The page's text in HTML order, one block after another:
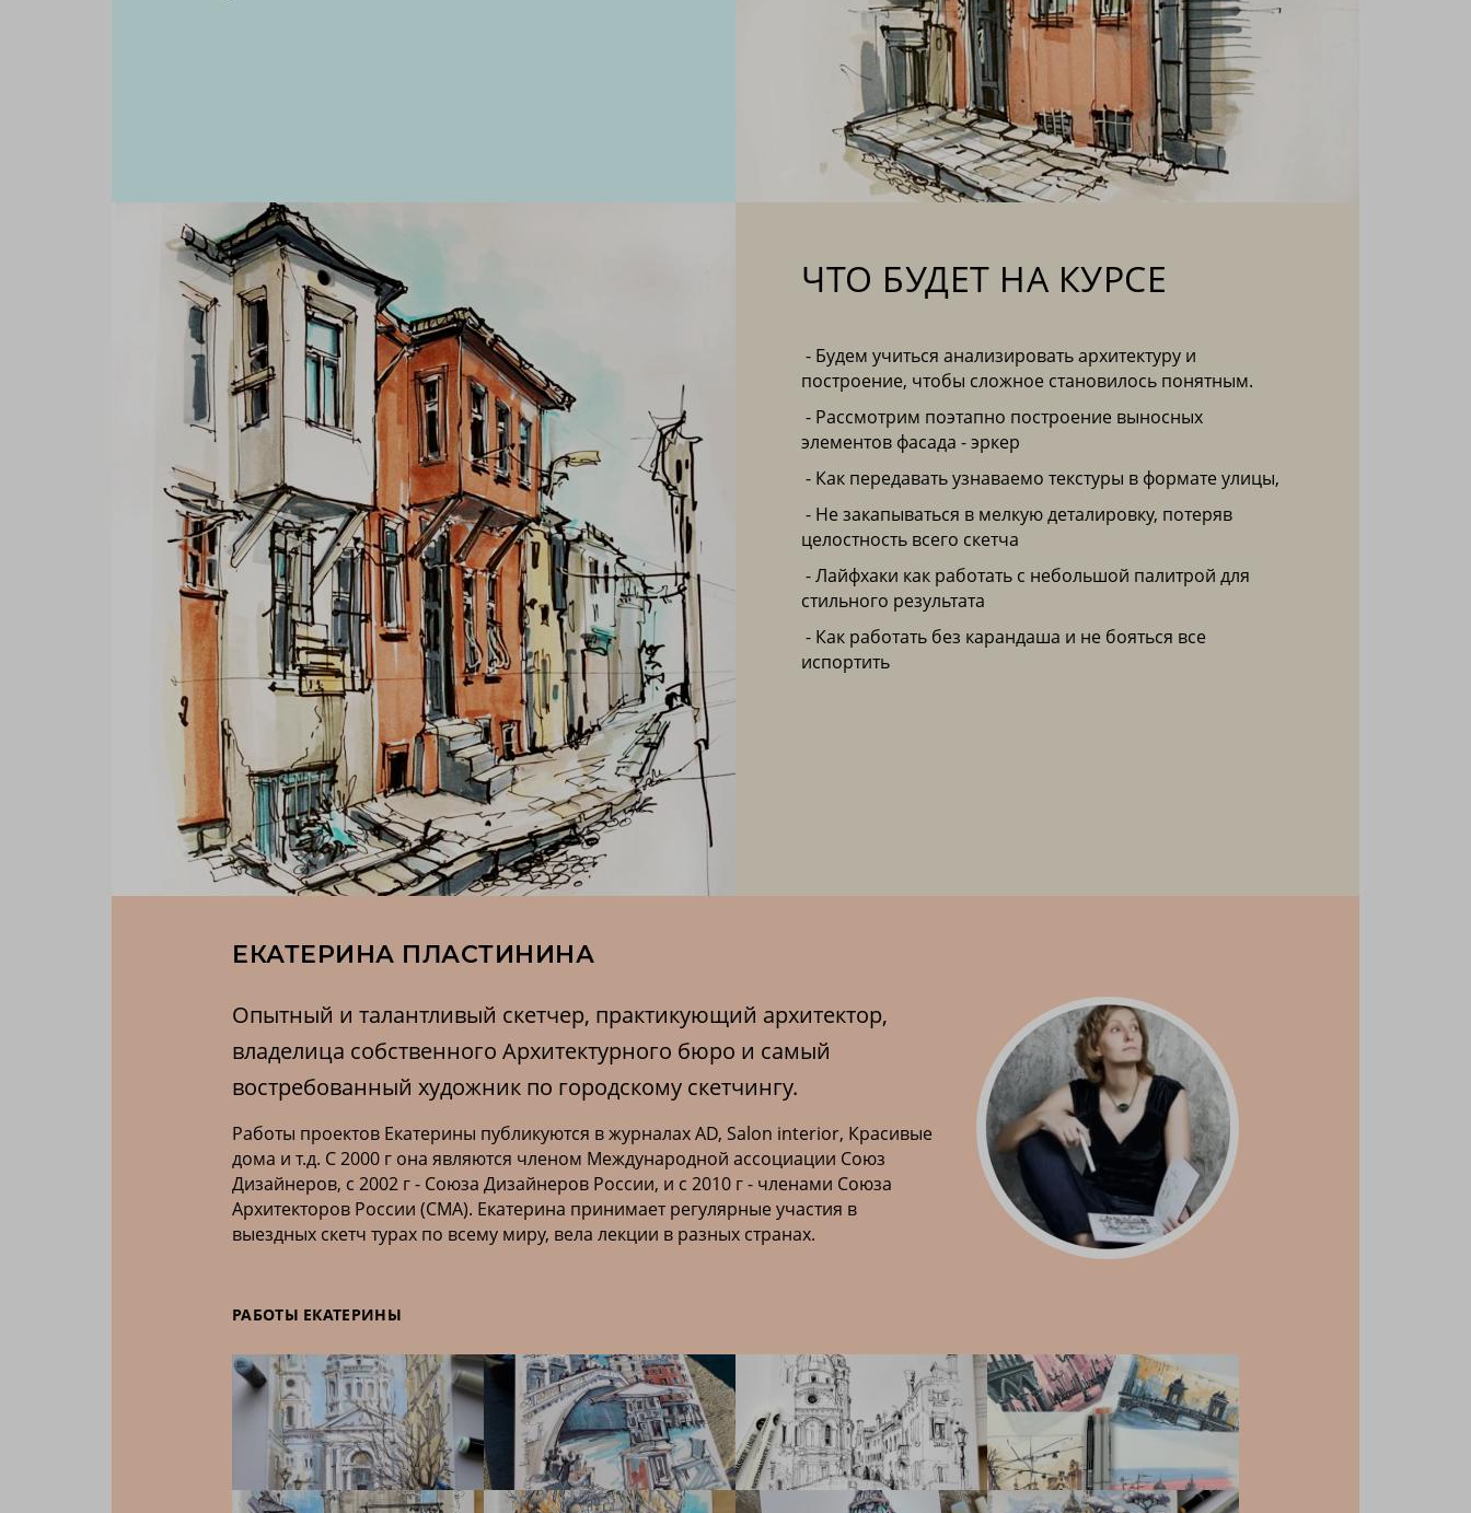
ЧТО БУДЕТ НА КУРСЕ
- Будем учиться анализировать архитектуру и
построение, чтобы сложное становилось понятным.
- Рассмотрим поэтапно построение выносных
элементов фасада - эркер
- Как передавать узнаваемо текстуры в формате улицы,
- Не закапываться в мелкую деталировку, потеряв
целостность всего скетча
- Лайфхаки как работать с небольшой палитрой для
стильного результата
- Как работать без карандаша и не бояться все
испортить
ЕКАТЕРИНА ПЛАСТИНИНА
Опытный и талантливый скетчер, практикующий архитектор,
владелица собственного Архитектурного бюро и самый
востребованный художник по городскому скетчингу.
Работы проектов Екатерины публикуются в журналах AD, Salon interior, Красивые
дома и т.д. С 2000 г она являются членом Международной ассоциации Союз
Дизайнеров, с 2002 г - Союза Дизайнеров России, и с 2010 г - членами Союза
Архитекторов России (СМА). Екатерина принимает регулярные участия в
выездных скетч турах по всему миру, вела лекции в разных странах.
РАБОТЫ ЕКАТЕРИНЫ